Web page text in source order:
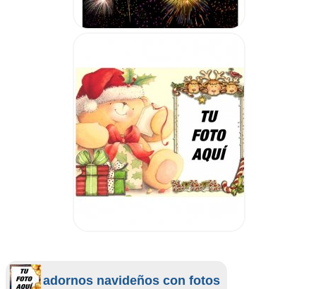
adornos navideños con fotos